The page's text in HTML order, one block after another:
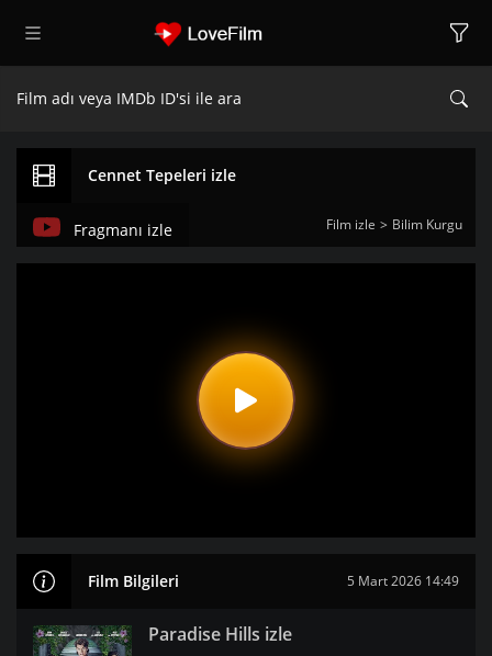
Cennet Tepeleri izle
Film izle Bilim Kurgu
Fragmanı izle
Film Bilgileri 5 Mart 2026 14:49
Paradise Hills izle